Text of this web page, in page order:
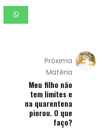
Próxima
Matéria
Meu filho não
tem limites e
na quarentena
piorou. O que
faço?